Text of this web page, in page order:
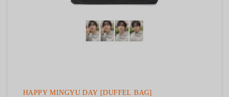
HAPPY MINGYU DAY [DUFFEL BAG]